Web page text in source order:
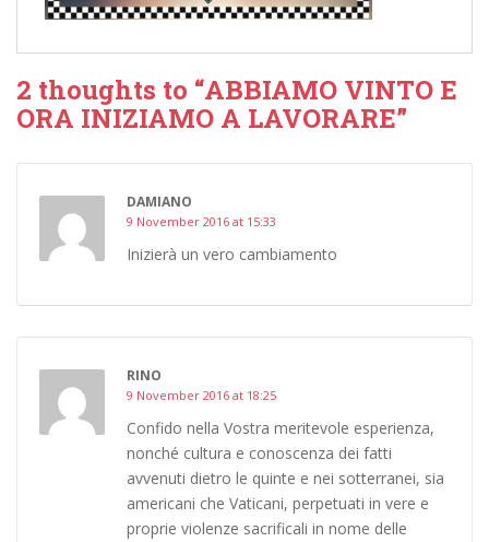
2 thoughts to “ABBIAMO VINTO E
ORA INIZIAMO A LAVORARE”
DAMIANO
9 November 2016 at 15:33
Inizierà un vero cambiamento
RINO
9 November 2016 at 18:25
Confido nella Vostra meritevole esperienza,
nonché cultura e conoscenza dei fatti
avvenuti dietro le quinte e nei sotterranei, sia
americani che Vaticani, perpetuati in vere e
proprie violenze sacrificali in nome delle